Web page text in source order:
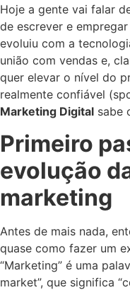
Hoje a gente vai falar
de escrever e
evoluiu com a
união com vendas e,
quer elevar o nível do
realmente confiável
Marketing Digital sabe
Primeiro
evolução
marketing
Antes de mais nada,
quase como fazer um
“Marketing” é uma
market”, que significa